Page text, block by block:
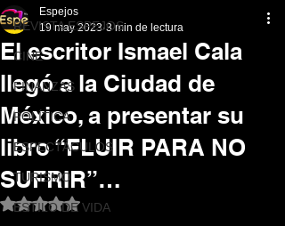
REVISTA ESPEJOS
CINE
FINANZAS
POLÍTICA
ESPECTÁCULOS
TURISMO
ESTILO DE VIDA
El escritor Ismael Cala
llegó a la Ciudad de
México, a presentar su
libro “FLUIR PARA NO
SUFRIR”…
Espejos
19 may 2023 3 min de lectura
Obtuvo NaN de 5 estrellas.